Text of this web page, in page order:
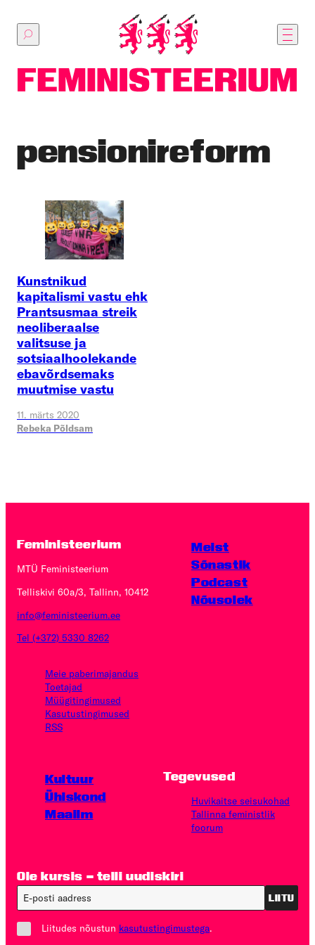
sisu
juurde
pensionireform
Kunstnikud
kapitalismi vastu ehk
Prantsusmaa streik
neoliberaalse
valitsuse ja
sotsiaalhoolekande
ebavõrdsemaks
muutmise vastu
11. märts 2020
Rebeka Põldsam
Feministeerium
MTÜ Feministeerium
Telliskivi 60a/3, Tallinn, 10412
info@feministeerium.ee
Tel (+372) 5330 8262
Meie paberimajandus
Toetajad
Müügitingimused
Kasutus­tingimused
RSS
Meist
Sõnastik
Podcast
Nõusolek
Kultuur
Ühiskond
Maailm
Tegevused
Huvikaitse seisukohad
Tallinna feministlik
foorum
Ole kursis – telli uudiskiri
LIITU
Liitudes nõustun kasutustingimustega.